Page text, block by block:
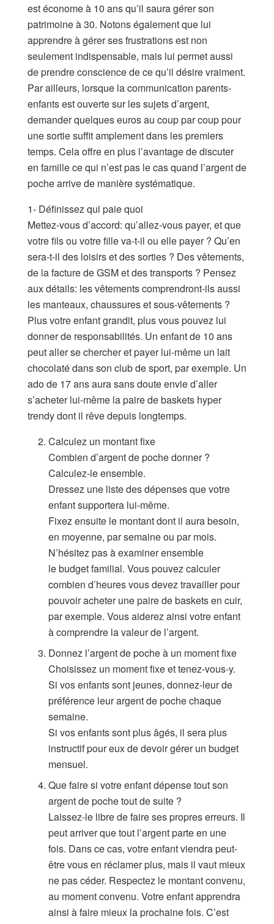
est économe à 10 ans qu’il saura gérer son
patrimoine à 30. Notons également que lui
apprendre à gérer ses frustrations est non
seulement indispensable, mais lui permet aussi
de prendre conscience de ce qu’il désire vraiment.
Par ailleurs, lorsque la communication parents-
enfants est ouverte sur les sujets d’argent,
demander quelques euros au coup par coup pour
une sortie suffit amplement dans les premiers
temps. Cela offre en plus l’avantage de discuter
en famille ce qui n’est pas le cas quand l’argent de
poche arrive de manière systématique.
1- Définissez qui paie quoi
Mettez-vous d’accord: qu’allez-vous payer, et que
votre fils ou votre fille va-t-il ou elle payer ? Qu’en
sera-t-il des loisirs et des sorties ? Des vêtements,
de la facture de GSM et des transports ? Pensez
aux détails: les vêtements comprendront-ils aussi
les manteaux, chaussures et sous-vêtements ?
Plus votre enfant grandit, plus vous pouvez lui
donner de responsabilités. Un enfant de 10 ans
peut aller se chercher et payer lui-même un lait
chocolaté dans son club de sport, par exemple. Un
ado de 17 ans aura sans doute envie d’aller
s’acheter lui-même la paire de baskets hyper
trendy dont il rêve depuis longtemps.
Calculez un montant fixe
Combien d’argent de poche donner ?
Calculez-le ensemble.
Dressez une liste des dépenses que votre
enfant supportera lui-même.
Fixez ensuite le montant dont il aura besoin,
en moyenne, par semaine ou par mois.
N’hésitez pas à examiner ensemble
le budget familial. Vous pouvez calculer
combien d’heures vous devez travailler pour
pouvoir acheter une paire de baskets en cuir,
par exemple. Vous aiderez ainsi votre enfant
à comprendre la valeur de l’argent.
Donnez l’argent de poche à un moment fixe
Choisissez un moment fixe et tenez-vous-y.
Si vos enfants sont jeunes, donnez-leur de
préférence leur argent de poche chaque
semaine.
Si vos enfants sont plus âgés, il sera plus
instructif pour eux de devoir gérer un budget
mensuel.
Que faire si votre enfant dépense tout son
argent de poche tout de suite ?
Laissez-le libre de faire ses propres erreurs. Il
peut arriver que tout l’argent parte en une
fois. Dans ce cas, votre enfant viendra peut-
être vous en réclamer plus, mais il vaut mieux
ne pas céder. Respectez le montant convenu,
au moment convenu. Votre enfant apprendra
ainsi à faire mieux la prochaine fois. C’est